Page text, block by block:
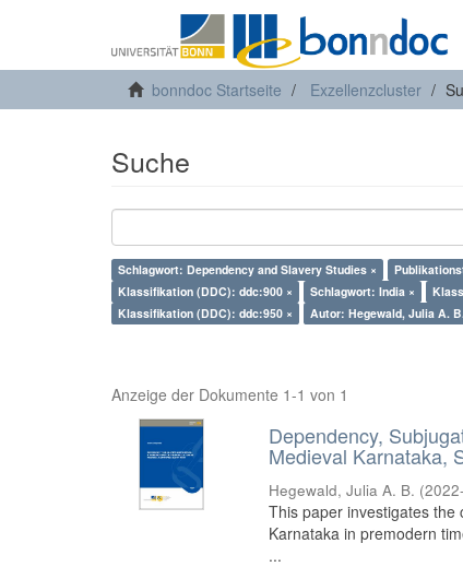
bonndoc Startseite Exzellenzcluster
Suche
Schlagwort: Dependency and Slavery Studies ×
Klassifikation (DDC): ddc:900 ×
Schlagwort: India ×
Klassifikation (DDC): ddc:950 ×
Autor: Hegewald, Julia A.
Anzeige der Dokumente 1-1 von 1
Dependency,
Medieval Karnataka,
Hegewald, Julia A. B. (
This paper investigates
Karnataka in premodern
...